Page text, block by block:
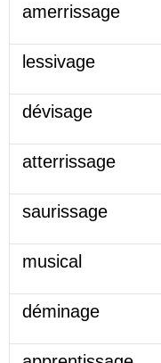
amerrissage
lessivage
dévisage
atterrissage
saurissage
musical
déminage